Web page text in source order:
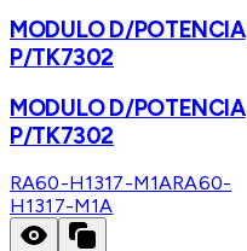
MODULO D/POTENCIA
P/TK7302
MODULO D/POTENCIA
P/TK7302
RA60-H1317-M1ARA60-
H1317-M1A